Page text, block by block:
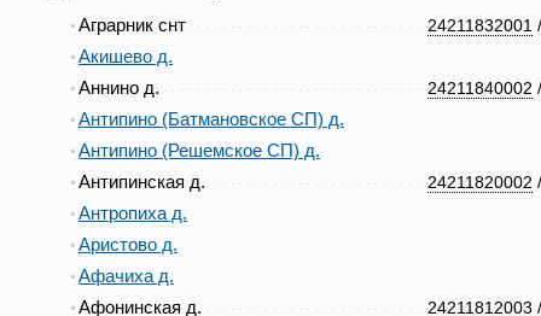
24211832001
Аграрник снт
Акишево д.
24211840002
Аннино д.
Антипино (Батмановское СП) д.
Антипино (Решемское СП) д.
24211820002
Антипинская д.
Антропиха д.
Аристово д.
Афачиха д.
24211812003
Афонинская д.